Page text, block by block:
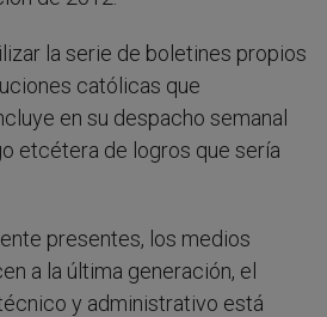
la serie de boletines propios
católicas que
en su despacho semanal
etcétera de logros que sería
presentes, los medios
a la última generación, el
y administrativo está